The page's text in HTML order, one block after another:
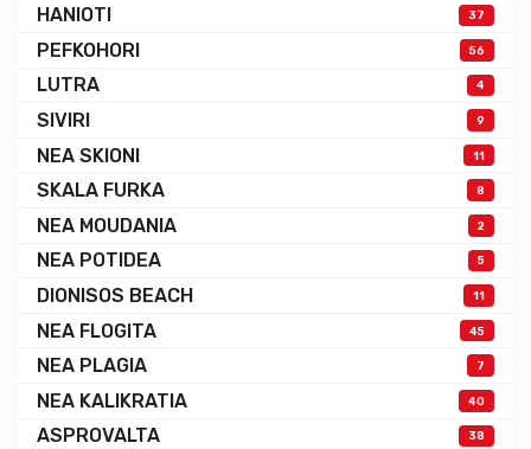
HANIOTI 37
PEFKOHORI 56
LUTRA 4
SIVIRI 9
NEA SKIONI 11
SKALA FURKA 8
NEA MOUDANIA 2
NEA POTIDEA 5
DIONISOS BEACH 11
NEA FLOGITA 45
NEA PLAGIA 7
NEA KALIKRATIA 40
ASPROVALTA 38